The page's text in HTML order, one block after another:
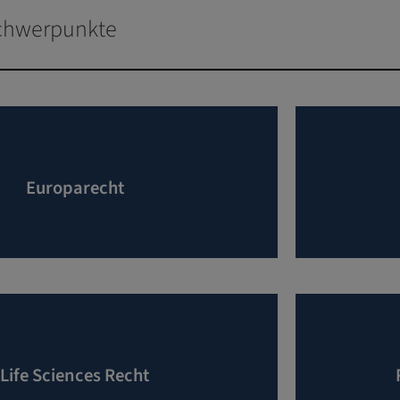
Europarecht
Life Sciences Recht